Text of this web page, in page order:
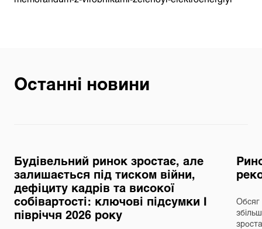
Останні новини
Будівельний ринок зростає, але
залишається під тиском війни,
дефіциту кадрів та високої
собівартості: ключові підсумки І
півріччя 2026 року
Обсяг